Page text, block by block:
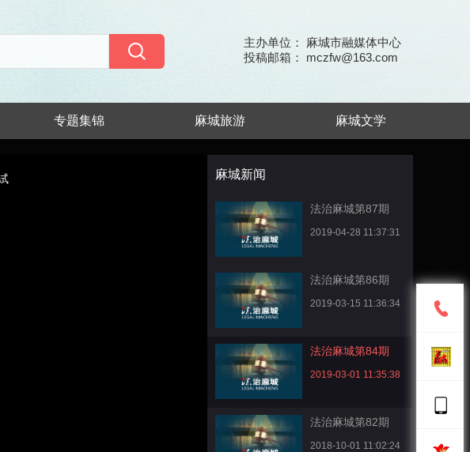
主办单位： 麻城市融媒体中心
投稿邮箱： mczfw@163.com
专题集锦 麻城旅游 麻城文学
麻城新闻
法治麻城第87期
2019-04-28 11:37:31
法治麻城第86期
2019-03-15 11:36:34
法治麻城第84期
2019-03-01 11:35:38
法治麻城第82期
2018-10-01 11:02:24